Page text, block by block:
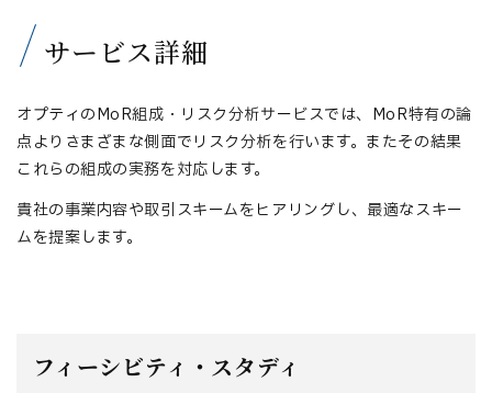
サービス詳細
オプティのMoR組成・リスク分析サービスでは、MoR特有の論
点よりさまざまな側面でリスク分析を行います。またその結果
これらの組成の実務を対応します。
貴社の事業内容や取引スキームをヒアリングし、最適なスキー
ムを提案します。
フィーシビティ・スタディ